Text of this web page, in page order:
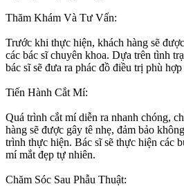
Thăm Khám Và Tư Vấn:
Trước khi thực hiện, khách hàng sẽ
các bác sĩ chuyên khoa. Dựa trên tình
bác sĩ sẽ đưa ra phác đồ điều trị phù hợp
Tiến Hành Cắt Mí:
Quá trình cắt mí diễn ra nhanh chóng,
hàng sẽ được gây tê nhẹ, đảm bảo
trình thực hiện. Bác sĩ sẽ thực hiện các
mí mắt đẹp tự nhiên.
Chăm Sóc Sau Phẫu Thuật: